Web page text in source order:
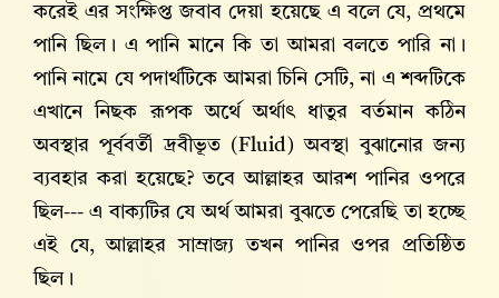
করেই এর সংক্ষিপ্ত জবাব দেয়া হয়েছে এ বলে যে, প্রথমে
পানি ছিল। এ পানি মানে কি তা আমরা বলতে পারি না।
পানি নামে যে পদার্থটিকে আমরা চিনি সেটি, না এ শব্দটিকে
এখানে নিছক রূপক অর্থে অর্থাৎ ধাতুর বর্তমান কঠিন
অবস্থার পূর্ববর্তী দ্রবীভূত (Fluid) অবস্থা বুঝানোর জন্য
ব্যবহার করা হয়েছে? তবে আল্লাহর আরশ পানির ওপরে
ছিল--- এ বাক্যটির যে অর্থ আমরা বুঝতে পেরেছি তা হচ্ছে
এই যে, আল্লাহর সাম্রাজ্য তখন পানির ওপর প্রতিষ্ঠিত
ছিল।